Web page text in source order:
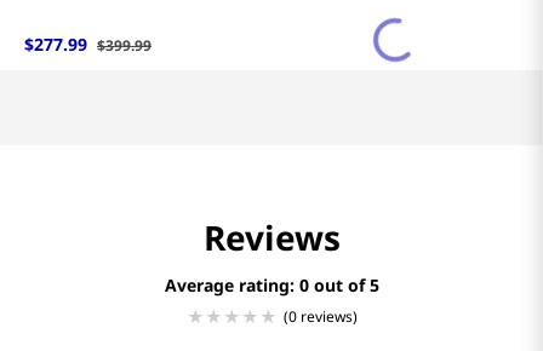
$277.99 $399.99
Reviews
Average rating: 0
(0 reviews)